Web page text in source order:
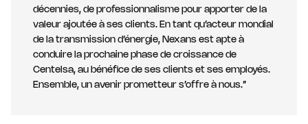
décennies, de professionnalisme pour apporter de la
valeur ajoutée à ses clients. En tant qu’acteur mondial
de la transmission d’énergie, Nexans est apte à
conduire la prochaine phase de croissance de
Centelsa, au bénéfice de ses clients et ses employés.
Ensemble, un avenir prometteur s’offre à nous.”